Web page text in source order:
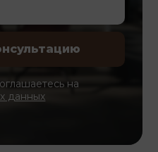
на
данных